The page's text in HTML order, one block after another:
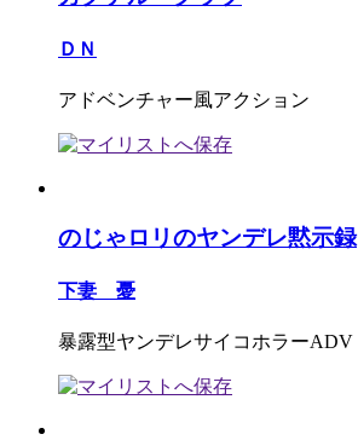
ＤＮ
アドベンチャー風アクション
のじゃロリのヤンデレ黙示録
下妻 憂
暴露型ヤンデレサイコホラーADV